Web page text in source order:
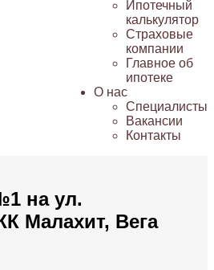
Ипотечный
калькулятор
Страховые
компании
Главное об
ипотеке
О нас
Специалисты
Вакансии
Контакты
на ул.
Малахит, Вега